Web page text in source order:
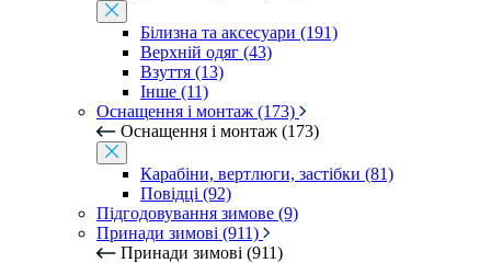
Білизна та аксесуари (191)
Верхній одяг (43)
Взуття (13)
Інше (11)
Оснащення і монтаж (173)
Оснащення і монтаж (173)
Карабіни, вертлюги, застібки (81)
Повідці (92)
Підгодовування зимове (9)
Принади зимові (911)
Принади зимові (911)